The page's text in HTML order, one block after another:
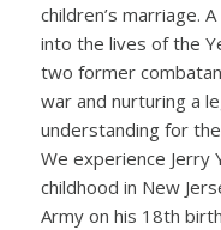
children’s marriage.
into the lives of the
two former
war and nurturing a
understanding for the
We experience Jerry
childhood in New
Army on his 18th